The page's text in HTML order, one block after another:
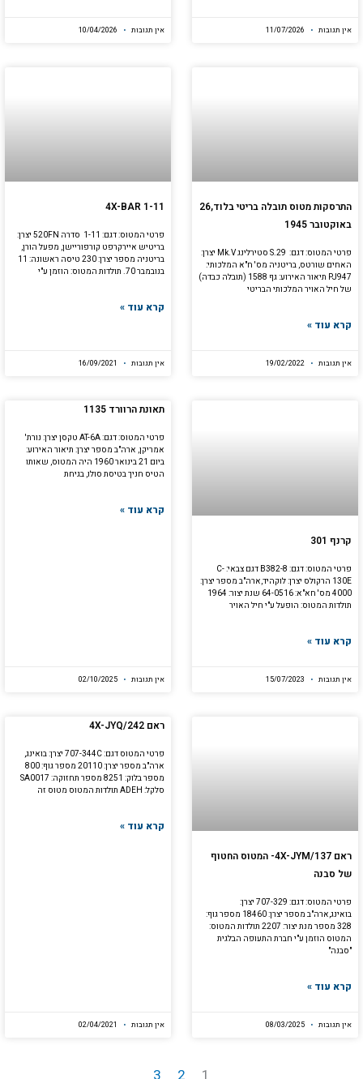
אין תגובות אין תגובות
התרסקות מטוס תובלה בריטי בלוד,26
באוקטובר 1945
פרטי המטוס: דגם: S.29 סטירלינג Mk.V יצרן:
האחים שורטס, בריטניה מס' ח"א המלכותי:
PJ947 תיאור האירוע: גף 1588 (תובלה כבדה)
של חיל האויר המלכותי הבריטי
קרא עוד »
אין תגובות
4X-BAR 1-11
פרטי המטוס: דגם: 1-11 סדרה 520FN יצרן:
בריטיש איירקרפט קורפוריישן, מפעל הורן,
בריטניה מספר יצרן: 230 טיסה ראשונה: 11
בנובמבר 70. תולדות המטוס: הוזמן ע"י
קרא עוד »
אין תגובות
קרנף 301
פרטי המטוס: דגם: B382-8 דגם צבאי: C-
130E הרקולס יצרן: לוקהיד,ארה"ב מספר יצרן:
4000 מס' חא"א: 64-0516 שנת יצור: 1964
תולדות המטוס: הופעל ע"י חיל האויר
קרא עוד »
אין תגובות
תאונת הרוורד 1135
פרטי המטוס: דגם: AT-6A טקסן יצרן: נורת'
אמריקן, ארה"ב מספר יצרן: תיאור האירוע:
ביום 21 בינואר 1960 היה המטוס, שאותו
הטיס חניך בטיסת סולו, בגיחת
קרא עוד »
אין תגובות
ראם 4X-JYM/137- המטוס החטוף
של סבנה
פרטי המטוס: דגם: 707-329 יצרן:
בואינג,ארה"ב מספר יצרן: 18460 מספר גוף:
328 מספר מנת יצור: 2207 תולדות המטוס:
המטוס הוזמן ע"י חברת התעופה הבלגית
"סבנה"
קרא עוד »
אין תגובות
ראם 4X-JYQ/242
פרטי המטוס דגם: 707-344C יצרן: בואינג,
ארה"ב מספר יצרן: 20110 מספר גוף: 800
מספר בלוק: 8251 מספר תחזוקה: SA0017
סלקל: ADEH תולדות המטוס מטוס זה
קרא עוד »
אין תגובות